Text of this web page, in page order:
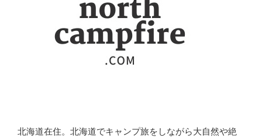
北海道在住。北海道でキャンプ旅をしながら大自然や絶